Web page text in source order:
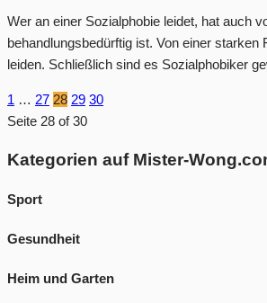
Wer an einer Sozialphobie leidet, hat auch
behandlungsbedürftig ist. Von einer
leiden. Schließlich sind es Sozialphobiker
1 … 27 28 29 30
Seite 28 of 30
Kategorien auf Mister-
Sport
Gesundheit
Heim und Garten